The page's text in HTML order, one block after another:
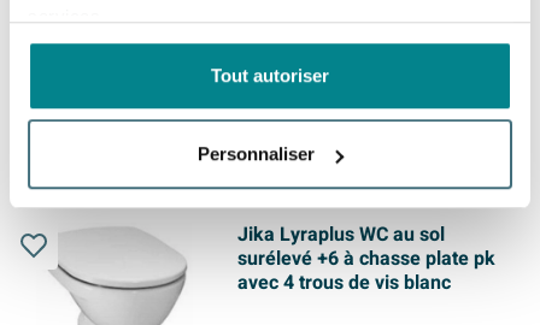
Tout autoriser
Personnaliser
352,
Jika Lyraplus WC au sol
surélevé +6 à chasse plate pk
avec 4 trous de vis blanc